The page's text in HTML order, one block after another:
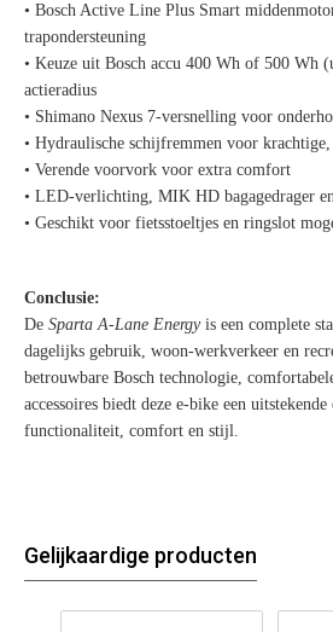
• Bosch Active Line Plus Smart
trapondersteuning
• Keuze uit Bosch accu 400 Wh of 500 Wh
actieradius
• Shimano Nexus 7-versnelling voor
• Hydraulische schijfremmen voor
• Verende voorvork voor extra comfort
• LED-verlichting, MIK HD bagagedrager
• Geschikt voor fietsstoeltjes en ringslot
Conclusie:
De Sparta A-Lane Energyis een complete
dagelijks gebruik, woon-werkverkeer en
betrouwbare Bosch technologie,
accessoires biedt deze e-bike een
functionaliteit, comfort en stijl.
Gelijkaardige producten